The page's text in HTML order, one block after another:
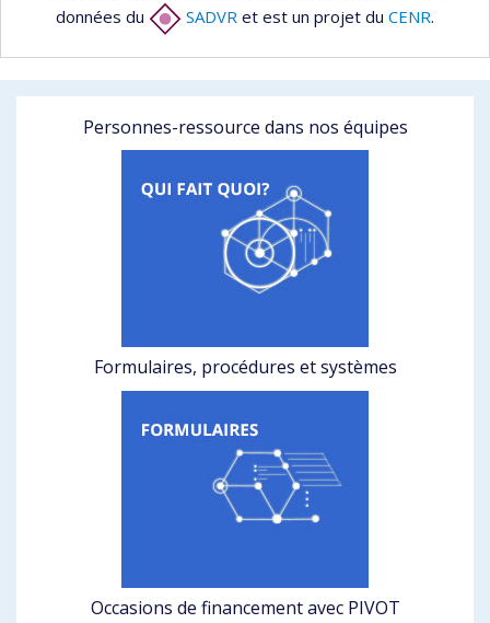
données du
SADVR et est un projet du CENR.
Personnes-ressource dans nos équipes
Formulaires, procédures et systèmes
Occasions de financement avec PIVOT